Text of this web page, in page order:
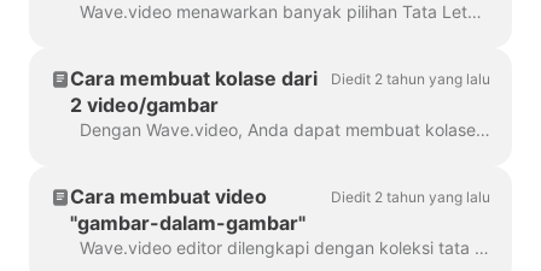
Wave.video menawarkan banyak pilihan Tata Letak - kumpulan bingkai, topeng, dan kisi - yang memungkinkan Anda untuk menggabungkan beberapa visual dalam satu pemandangan...
Cara membuat kolase dari
2 video/gambar
Diedit 2 tahun yang lalu
Dengan Wave.video, Anda dapat membuat kolase yang indah dari video dan gambar menggunakan Tata Letak. Tata letak terdiri dari kumpulan berbagai kisi dan topeng yang...
Cara membuat video
"gambar-dalam-gambar"
Diedit 2 tahun yang lalu
Wave.video editor dilengkapi dengan koleksi tata letak yang memungkinkan Anda menggabungkan beberapa klip video atau gambar. Jika Anda ingin membuat video "gambar-dalam-gambar"...